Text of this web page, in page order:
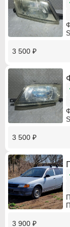
3 500 ₽
3 500 ₽
3 900 ₽